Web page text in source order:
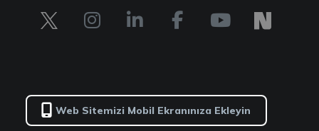
Web Sitemizi Mobil Ekranınıza Ekleyin